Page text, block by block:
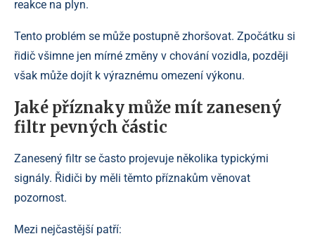
reakce na plyn.
Tento problém se může postupně zhoršovat. Zpočátku si
řidič všimne jen mírné změny v chování vozidla, později
však může dojít k výraznému omezení výkonu.
Jaké příznaky může mít zanesený
filtr pevných částic
Zanesený filtr se často projevuje několika typickými
signály. Řidiči by měli těmto příznakům věnovat
pozornost.
Mezi nejčastější patří: